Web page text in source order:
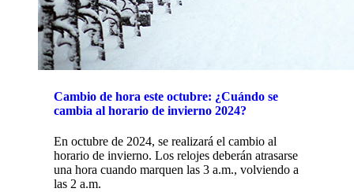
Cambio de hora este octubre: ¿Cuándo se
cambia al horario de invierno 2024?
En octubre de 2024, se realizará el cambio al
horario de invierno. Los relojes deberán atrasarse
una hora cuando marquen las 3 a.m., volviendo a
las 2 a.m.